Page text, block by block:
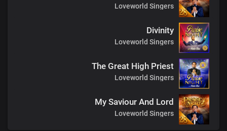
Loveworld Singers
Divinity
Loveworld Singers
The Great High Priest
Loveworld Singers
My Saviour And Lord
Loveworld Singers